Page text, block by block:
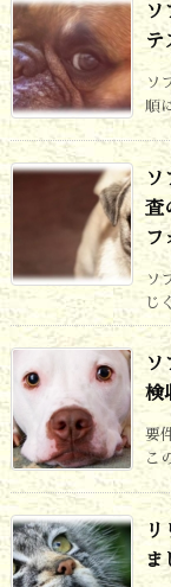
ソ
テ
ソ
順
ソ
査
フ
ソ
じ
ソ
検
要
こ
ま